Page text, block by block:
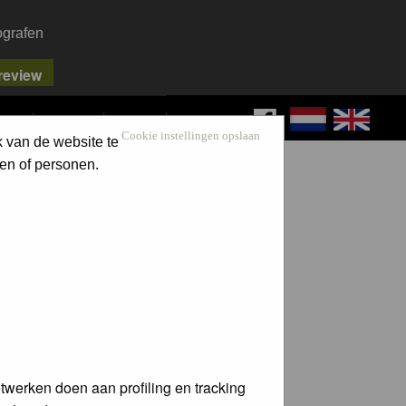
SEARCH LOG IN
Cookie instellingen opslaan
van de website te
of personen.
doen aan profiling en tracking